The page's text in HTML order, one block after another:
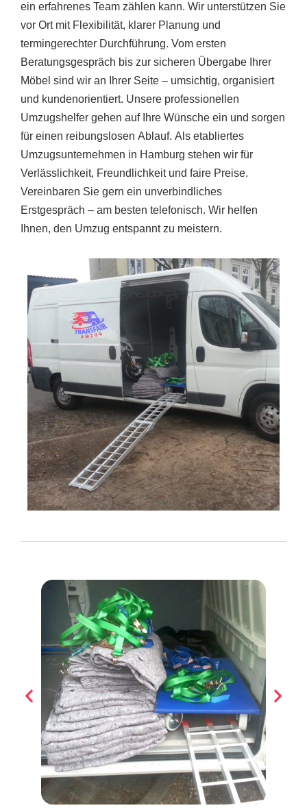
ein erfahrenes Team zählen kann. Wir unterstützen Sie
vor Ort mit Flexibilität, klarer Planung und
termingerechter Durchführung. Vom ersten
Beratungsgespräch bis zur sicheren Übergabe Ihrer
Möbel sind wir an Ihrer Seite – umsichtig, organisiert
und kundenorientiert. Unsere professionellen
Umzugshelfer gehen auf Ihre Wünsche ein und sorgen
für einen reibungslosen Ablauf. Als etabliertes
Umzugsunternehmen in Hamburg stehen wir für
Verlässlichkeit, Freundlichkeit und faire Preise.
Vereinbaren Sie gern ein unverbindliches
Erstgespräch – am besten telefonisch. Wir helfen
Ihnen, den Umzug entspannt zu meistern.